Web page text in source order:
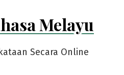
Melayu
Secara Online